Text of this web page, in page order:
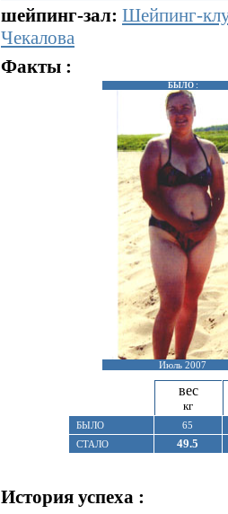
шейпинг-зал: Шейпинг-
Чекалова
Факты :
БЫЛО :
Июль 2007
вес
кг
БЫЛО
65
СТАЛО
49.5
История успеха :